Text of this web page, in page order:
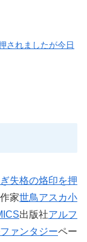
されましたが今日
失格の烙印を押
作家世鳥アスカ小
出版社アルフ
ファンタジーペー